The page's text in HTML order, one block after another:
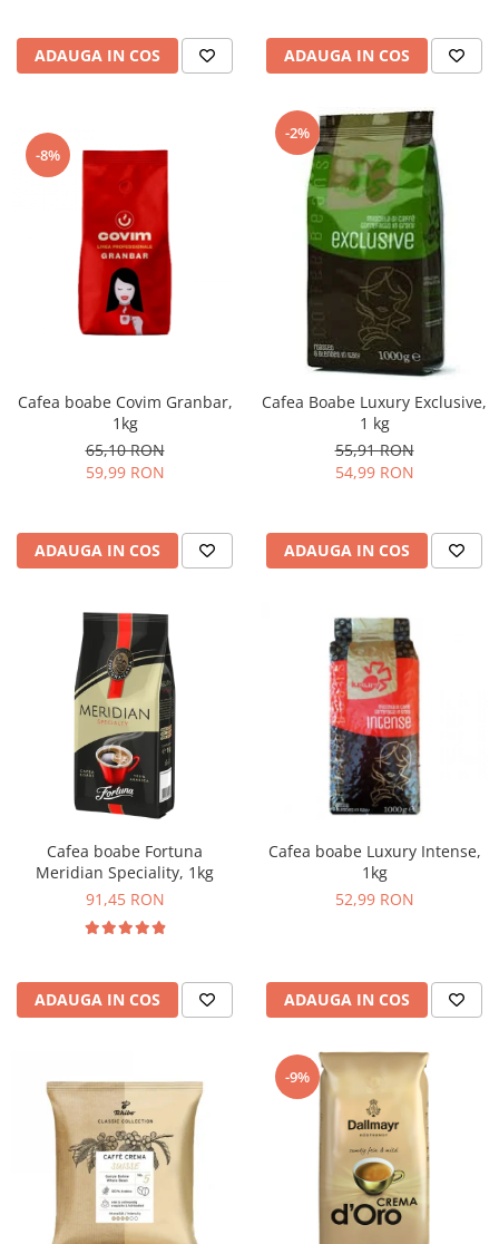
ADAUGA IN COS ADAUGA IN COS
-8%
Cafea boabe Covim Granbar,
1kg
65,10 RON
59,99 RON
ADAUGA IN COS
-2%
Cafea Boabe Luxury Exclusive,
1 kg
55,91 RON
54,99 RON
ADAUGA IN COS
Cafea boabe Fortuna
Meridian Speciality, 1kg
91,45 RON
ADAUGA IN COS
Cafea boabe Luxury Intense,
1kg
52,99 RON
ADAUGA IN COS
-9%